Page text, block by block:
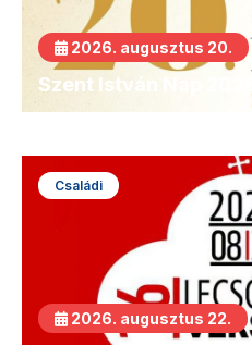
2026. augusztus 20.
Szent István Nap
Családi
2026. augusztus 22.